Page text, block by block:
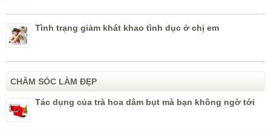
Tình trạng giảm khát khao tình dục ở chị em
CHĂM SÓC LÀM ĐẸP
Tác dụng của trà hoa dâm bụt mà bạn không ngờ tới